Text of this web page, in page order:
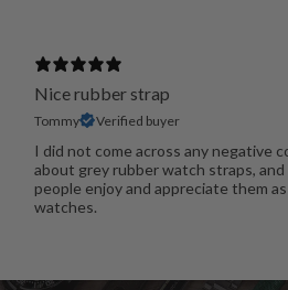
Nice rubber strap
Tommy Verified buyer
I did not come across any negative
about grey rubber watch straps,
people enjoy and appreciate them
watches.